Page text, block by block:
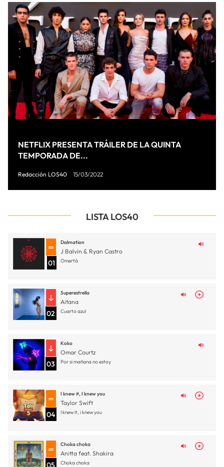
NETFLIX PRESENTA TRÁILER DE LA QUINTA
TEMPORADA DE...
Redacción LOS40 15/03/2022
LISTA LOS40
01
Dalmation
J Balvin & Ryan Castro
Omertá
02
Superestrella
Aitana
Cuarto azul
03
Koko
Omar Courtz
Por si mañana no estoy
04
I knew it, I knew you
Taylor Swift
I knew it, i knew you
05
Choka choka
Anitta feat. Shakira
Choka choka